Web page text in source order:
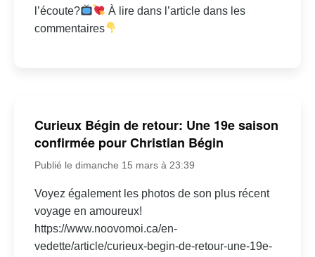
l’écoute?
À lire dans l’article dans les
commentaires
Curieux Bégin de retour: Une 19e saison
confirmée pour Christian Bégin
Publié le dimanche 15 mars à 23:39
Voyez également les photos de son plus récent
voyage en amoureux!
https://www.noovomoi.ca/en-
vedette/article/curieux-begin-de-retour-une-19e-